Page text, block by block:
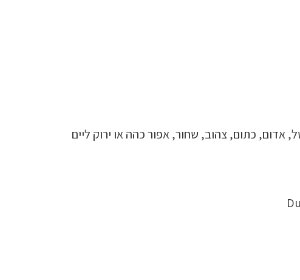
אדום, כתום, צהוב, שחור, אפור כהה או ירוק ליים